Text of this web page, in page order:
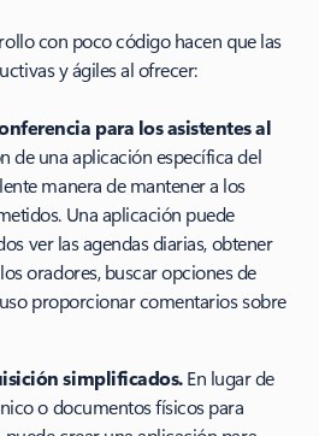
con poco código hacen que las
y ágiles al ofrecer:
para los asistentes al
de una aplicación específica del
manera de mantener a los
Una aplicación puede
ver las agendas diarias, obtener
oradores, buscar opciones de
proporcionar comentarios sobre
simplificados.En lugar de
o documentos físicos para